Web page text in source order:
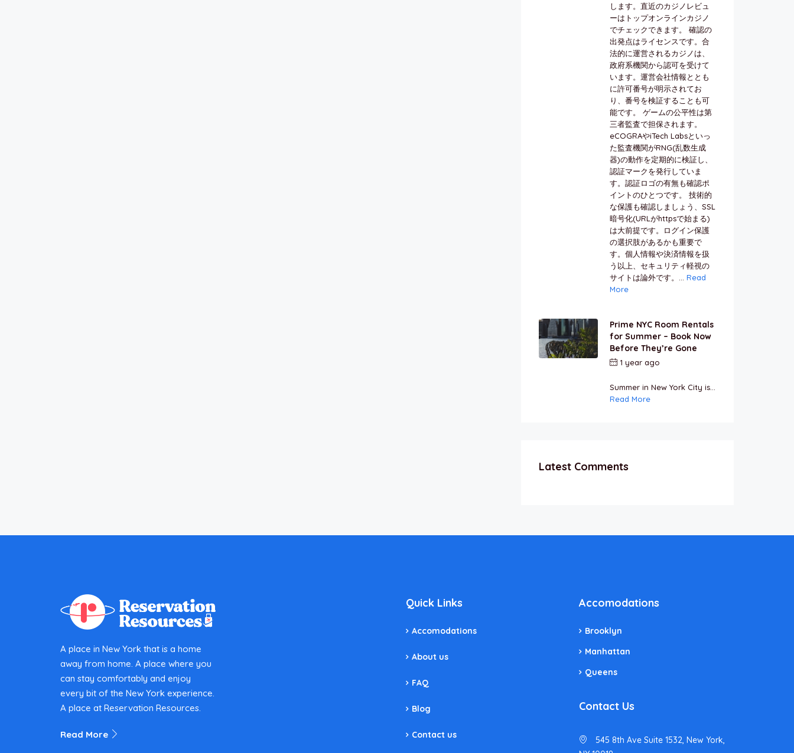
します。直近のカジノレビュ
ーはトップオンラインカジノ
でチェックできます。 確認の
出発点はライセンスです。合
法的に運営されるカジノは、
政府系機関から認可を受けて
います。運営会社情報ととも
に許可番号が明示されてお
り、番号を検証することも可
能です。 ゲームの公平性は第
三者監査で担保されます。
eCOGRAやiTech Labsといっ
た監査機関がRNG(乱数生成
器)の動作を定期的に検証し、
認証マークを発行していま
す。認証ロゴの有無も確認ポ
イントのひとつです。 技術的
な保護も確認しましょう、SSL
暗号化(URLがhttpsで始まる)
は大前提です。ログイン保護
の選択肢があるかも重要で
す。個人情報や決済情報を扱
う以上、セキュリティ軽視の
サイトは論外です。... Read
More
Prime NYC Room Rentals
for Summer – Book Now
Before They’re Gone
1 year ago
Summer in New York City is...
Read More
Latest Comments
A place in New York that is a home
away from home. A place where you
can stay comfortably and enjoy
every bit of the New York experience.
A place at Reservation Resources.
Read More
Quick Links
Accomodations
About us
FAQ
Blog
Contact us
Accomodations
Brooklyn
Manhattan
Queens
Contact Us
545 8th Ave Suite 1532, New York,